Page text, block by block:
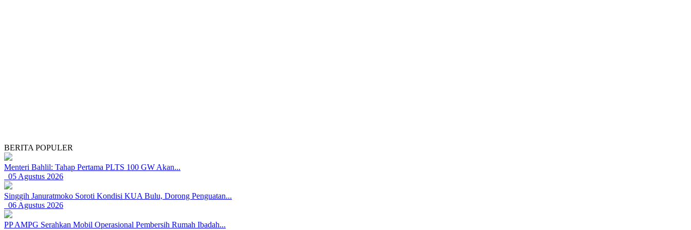
BERITA POPULER
Menteri Bahlil: Tahap Pertama PLTS 100 GW Akan...
05 Agustus 2026
Singgih Januratmoko Soroti Kondisi KUA Bulu, Dorong Penguatan...
06 Agustus 2026
PP AMPG Serahkan Mobil Operasional Pembersih Rumah Ibadah...